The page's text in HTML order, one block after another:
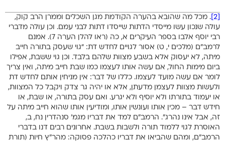
. מכל מה שהובא בהערה הקודמת מגן השכלים וממרן הרב קוק,
עולה שנכון עשו מייסדי הדתות שייסדו דתות לבני עמם. וכן עולה מדברי
רבי יוסף אלבו בספר העיקרים א, כה (ראו להלן הערה 7). אמנם
לרמב”ם (מלכים י, ט) אסור לגויים לחדש דת: “גוי שעסק בתורה חייב
מיתה, לא יעסוק אלא בשבע מצוות שלהם בלבד. וכן גוי ששבת, אפילו
ביום מימות החול, אם עשה אותו לעצמו כמו שבת חייב מיתה, ואין צריך
לומר אם עשה מועד לעצמו. כללו של דבר: אין מניחין אותם לחדש דת
ולעשות מצוות לעצמן מדעתן, אלא או יהיה גר צדק ויקבל כל המצוות,
או יעמוד בתורתו ולא יוסיף ולא יגרע. ואם עסק בתורה, או שבת, או
חידש דבר – מכין אותו ועונשין אותו, ומודיעין אותו שהוא חייב מיתה על
זה, אבל אינו נהרג”. הרמב”ם למד את דבריו מגמ’ סנהדרין נח, ב,
האוסרת לגוי ללמוד תורה ולשבות בשבת. אחרונים רבים דנו בדברי
הרמב”ם, ומהם שהביאו את דבריו כהלכה פסוקה: מהר”ץ חיות (תורת